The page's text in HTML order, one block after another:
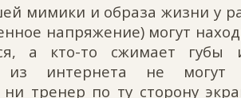
мимики и образа жизни у
напряжение) могут
а кто-то сжимает губы
из интернета не могут
тренер по ту сторону